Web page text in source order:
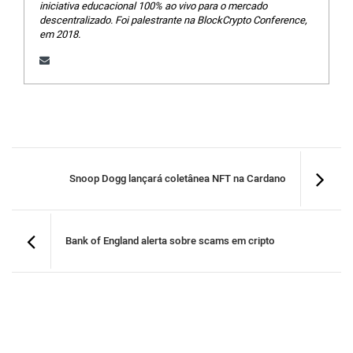
iniciativa educacional 100% ao vivo para o mercado
descentralizado. Foi palestrante na BlockCrypto Conference,
em 2018.
Snoop Dogg lançará coletânea NFT na Cardano
Bank of England alerta sobre scams em cripto